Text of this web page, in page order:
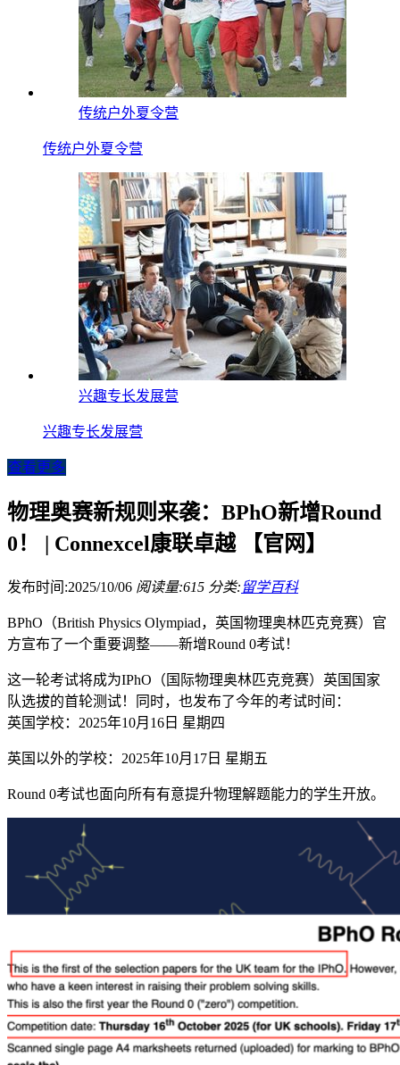
传统户外夏令营
传统户外夏令营
兴趣专长发展营
兴趣专长发展营
查看更多
物理奥赛新规则来袭：BPhO新增Round
0！ | Connexcel康联卓越 【官网】
发布时间:2025/10/06 阅读量:615 分类: 留学百科
BPhO（British Physics Olympiad，英国物理奥林匹克竞赛）官
方宣布了一个重要调整——新增Round 0考试！
这一轮考试将成为IPhO（国际物理奥林匹克竞赛）英国国家
队选拔的首轮测试！同时，也发布了今年的考试时间：
英国学校：2025年10月16日 星期四
英国以外的学校：2025年10月17日 星期五
Round 0考试也面向所有有意提升物理解题能力的学生开放。